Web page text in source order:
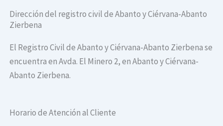
Dirección del registro civil de Abanto y Ciérvana-Abanto
Zierbena
El Registro Civil de Abanto y Ciérvana-Abanto Zierbena se
encuentra en Avda. El Minero 2, en Abanto y Ciérvana-
Abanto Zierbena.
Horario de Atención al Cliente